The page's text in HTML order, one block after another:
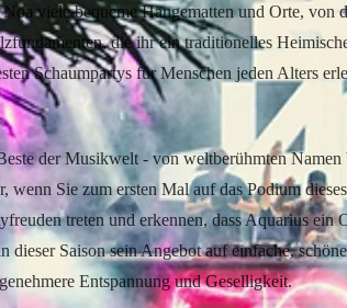
viele bequeme Hängematten und Orte, von
die ihr ein traditionelles
Schaumpartys für Menschen jeden Alters
der Musikwelt - von weltberühmten
wenn Sie zum ersten Mal auf das Podium
treten und erkennen, dass Aquarius ein
dieser Saison sein Angebot auf einfache,
Entspannung und Geselligkeit.